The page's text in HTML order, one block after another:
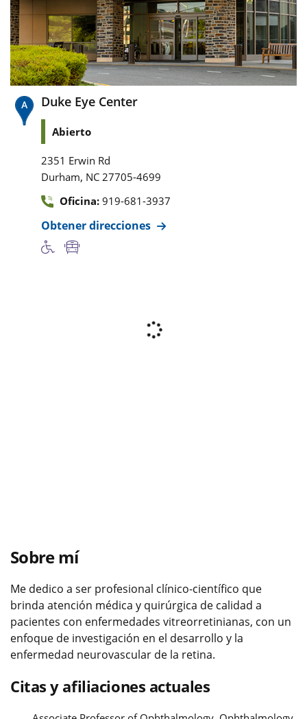
Duke Eye Center
Abierto
2351 Erwin Rd
Durham, NC 27705-4699
Oficina: 919-681-3937
Obtener direcciones
Sobre mí
Me dedico a ser profesional clínico-científico que
brinda atención médica y quirúrgica de calidad a
pacientes con enfermedades vitreorretinianas, con un
enfoque de investigación en el desarrollo y la
enfermedad neurovascular de la retina.
Citas y afiliaciones actuales